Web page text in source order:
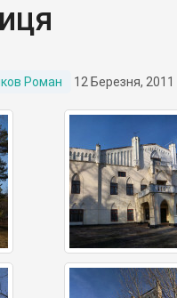
Роман 12 Березня, 2011